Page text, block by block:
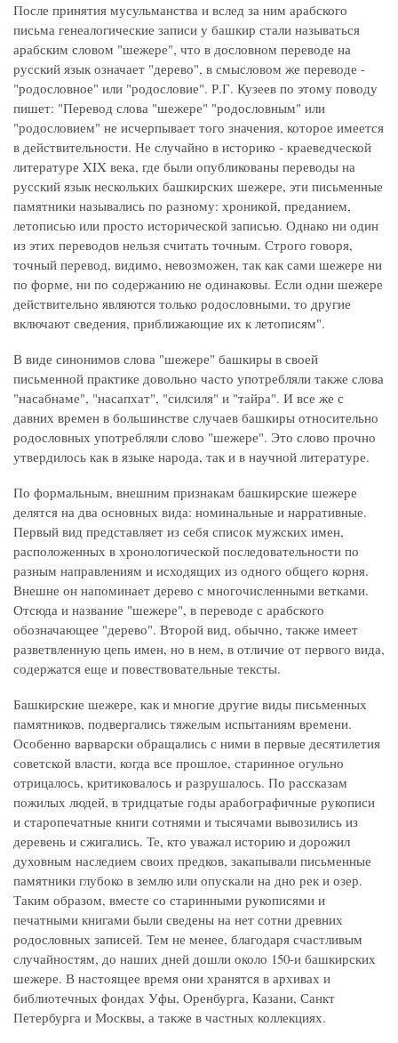
После принятия мусульманства и вслед за ним арабского
письма генеалогические записи у башкир стали называться
арабским словом "шежере", что в дословном переводе на
русский язык означает "дерево", в смысловом же переводе -
"родословное" или "родословие". Р.Г. Кузеев по этому поводу
пишет: "Перевод слова "шежере" "родословным" или
"родословием" не исчерпывает того значения, которое имеется
в действительности. Не случайно в историко - краеведческой
литературе XIX века, где были опубликованы переводы на
русский язык нескольких башкирских шежере, эти письменные
памятники назывались по разному: хроникой, преданием,
летописью или просто исторической записью. Однако ни один
из этих переводов нельзя считать точным. Строго говоря,
точный перевод, видимо, невозможен, так как сами шежере ни
по форме, ни по содержанию не одинаковы. Если одни шежере
действительно являются только родословными, то другие
включают сведения, приближающие их к летописям".
В виде синонимов слова "шежере" башкиры в своей
письменной практике довольно часто употребляли также слова
"насабнаме", "насапхат", "силсиля" и "тайра". И все же с
давних времен в большинстве случаев башкиры относительно
родословных употребляли слово "шежере". Это слово прочно
утвердилось как в языке народа, так и в научной литературе.
По формальным, внешним признакам башкирские шежере
делятся на два основных вида: номинальные и нарративные.
Первый вид представляет из себя список мужских имен,
расположенных в хронологической последовательности по
разным направлениям и исходящих из одного общего корня.
Внешне он напоминает дерево с многочисленными ветками.
Отсюда и название "шежере", в переводе с арабского
обозначающее "дерево". Второй вид, обычно, также имеет
разветвленную цепь имен, но в нем, в отличие от первого вида,
содержатся еще и повествовательные тексты.
Башкирские шежере, как и многие другие виды письменных
памятников, подвергались тяжелым испытаниям времени.
Особенно варварски обращались с ними в первые десятилетия
советской власти, когда все прошлое, старинное огульно
отрицалось, критиковалось и разрушалось. По рассказам
пожилых людей, в тридцатые годы арабографичные рукописи
и старопечатные книги сотнями и тысячами вывозились из
деревень и сжигались. Те, кто уважал историю и дорожил
духовным наследием своих предков, закапывали письменные
памятники глубоко в землю или опускали на дно рек и озер.
Таким образом, вместе со старинными рукописями и
печатными книгами были сведены на нет сотни древних
родословных записей. Тем не менее, благодаря счастливым
случайностям, до наших дней дошли около 150-и башкирских
шежере. В настоящее время они хранятся в архивах и
библиотечных фондах Уфы, Оренбурга, Казани, Санкт
Петербурга и Москвы, а также в частных коллекциях.